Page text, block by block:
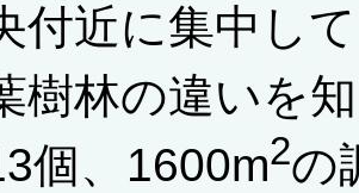
付近に集中し
樹林の違いを
個、1600m2の